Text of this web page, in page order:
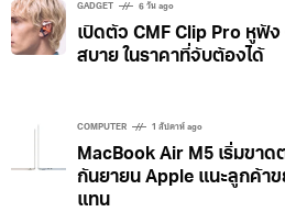
GADGET 6 วัน ago
เปิดตัว CMF Clip Pro หูฟัง
สบาย ในราคาที่จับต้องได้
COMPUTER 1 สัปดาห์ ago
MacBook Air M5 เริ่มขา
กันยายน Apple แนะลูกค้า
แทน